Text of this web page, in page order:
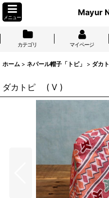
メニュー
Mayur
カテゴリ マイページ
ホーム > ネパール帽子「トピ」 > ダカ
ダカトピ ( V )